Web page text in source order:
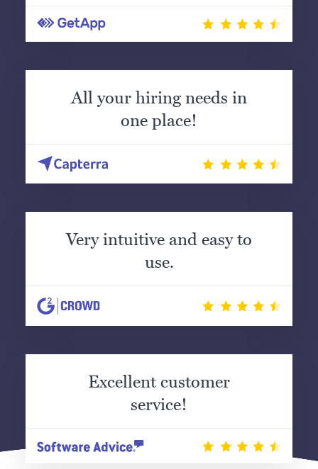
All your hiring needs in
one place!
Very intuitive and easy to
use.
Excellent customer
service!